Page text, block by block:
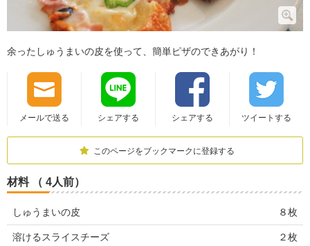
余ったしゅうまいの皮を使って、簡単ピザのできあがり！
メールで送る シェアする シェアする ツイートする
このページをブックマークに登録する
材料 （ 4人前）
しゅうまいの皮 ８枚
溶けるスライスチーズ ２枚